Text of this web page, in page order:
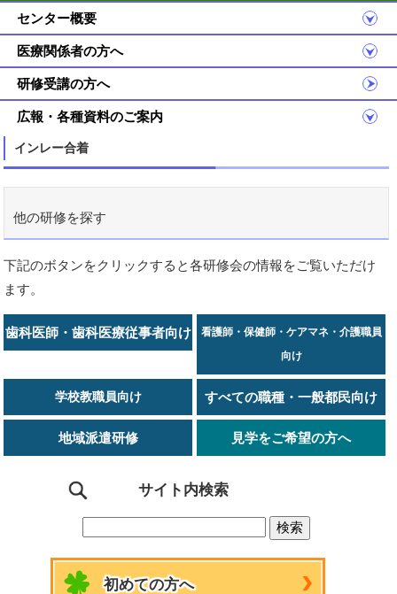
センター概要
医療関係者の方へ
研修受講の方へ
広報・各種資料のご案内
インレー合着
他の研修を探す
下記のボタンをクリックすると各研修会の情報をご覧いただけ
ます。
歯科医師・歯科医療従事者向け
看護師・保健師・ケアマネ・介護職員
向け
学校教職員向け すべての職種・一般都民向け
地域派遣研修 見学をご希望の方へ
サイト内検索
初めての方へ